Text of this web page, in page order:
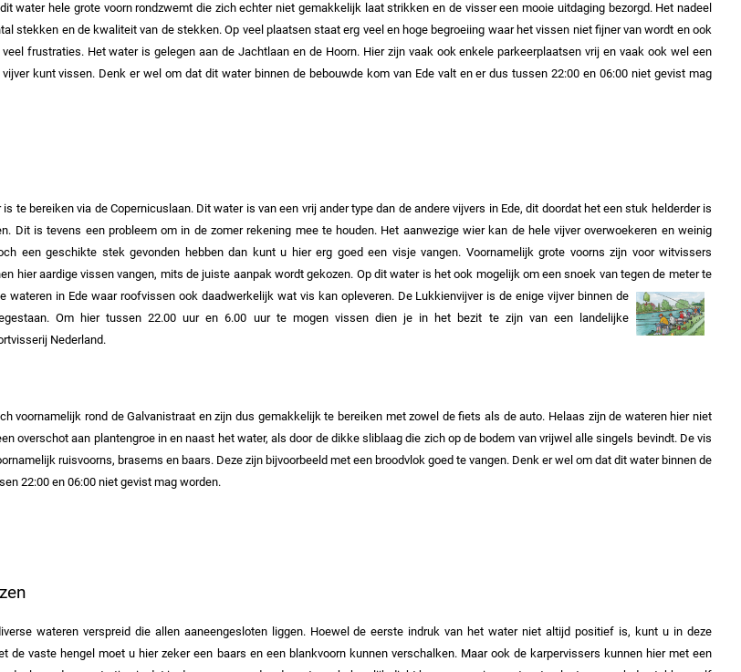
water hele grote voorn rondzwemt die zich echter niet gemakkelijk laat strikken en de visser een mooie uitdaging bezorgd. Het nadeel
stekken en de kwaliteit van de stekken. Op veel plaatsen staat erg veel en hoge begroeiing waar het vissen niet fijner van wordt en ook
veel frustraties. Het water is gelegen aan de Jachtlaan en de Hoorn. Hier zijn vaak ook enkele parkeerplaatsen vrij en vaak ook wel een
kunt vissen. Denk er wel om dat dit water binnen de bebouwde kom van Ede valt en er dus tussen 22:00 en 06:00 niet gevist mag
te bereiken via de Copernicuslaan. Dit water is van een vrij ander type dan de andere vijvers in Ede, dit doordat het een stuk helderder is
Dit is tevens een probleem om in de zomer rekening mee te houden. Het aanwezige wier kan de hele vijver overwoekeren en weinig
een geschikte stek gevonden hebben dan kunt u hier erg goed een visje vangen. Voornamelijk grote voorns zijn voor witvissers
hier aardige vissen vangen, mits de juiste aanpak wordt gekozen. Op dit water is het ook mogelijk om een snoek van tegen de meter te
wateren in Ede waar roofvissen ook daadwerkelijk wat vis kan opleveren. De Lukkienvijver is de enige vijver binnen de
Om hier tussen 22.00 uur en 6.00 uur te mogen vissen dien je in het bezit te zijn van een landelijke
Nederland.
voornamelijk rond de Galvanistraat en zijn dus gemakkelijk te bereiken met zowel de fiets als de auto. Helaas zijn de wateren hier niet
overschot aan plantengroe in en naast het water, als door de dikke sliblaag die zich op de bodem van vrijwel alle singels bevindt. De vis
ruisvoorns, brasems en baars. Deze zijn bijvoorbeeld met een broodvlok goed te vangen. Denk er wel om dat dit water binnen de
22:00 en 06:00 niet gevist mag worden.
wateren verspreid die allen aaneengesloten liggen. Hoewel de eerste indruk van het water niet altijd positief is, kunt u in deze
de vaste hengel moet u hier zeker een baars en een blankvoorn kunnen verschalken. Maar ook de karpervissers kunnen hier met een